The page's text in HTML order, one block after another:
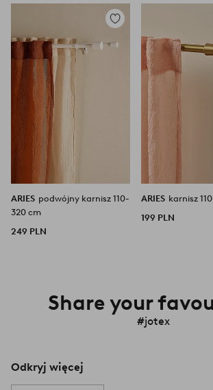
Dodaj
ulubionych
ARIES podwójny karnisz 110-
320 cm
249 PLN
ARIES karnisz
199 PLN
Share your
#jotex
Odkryj więcej